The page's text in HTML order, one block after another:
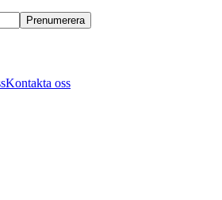
Prenumerera
Kontakta oss